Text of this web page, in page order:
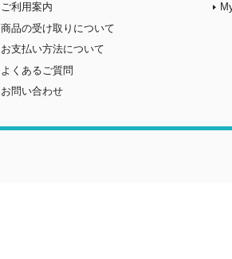
ご利用案内
商品の受け取りについて
お支払い方法について
よくあるご質問
お問い合わせ